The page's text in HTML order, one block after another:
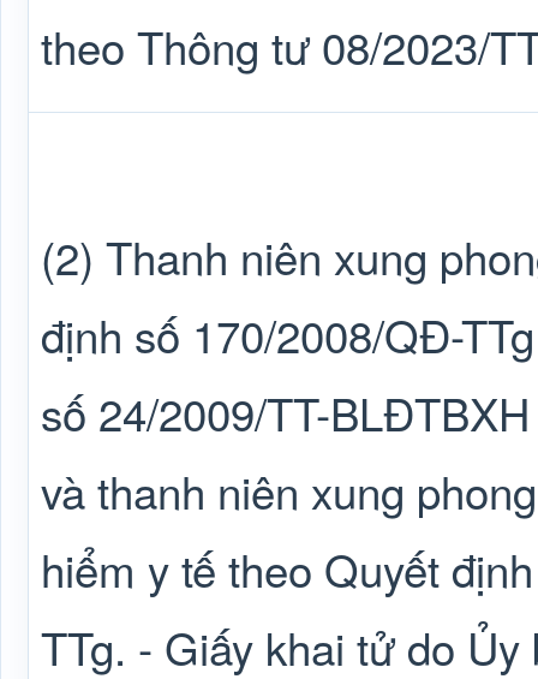
theo Thông tư 08/2023/
(2) Thanh niên xung
định số 170/2008/QĐ-
số 24/2009/TT-
và thanh niên xung
hiểm y tế theo Quyết
TTg. - Giấy khai tử do